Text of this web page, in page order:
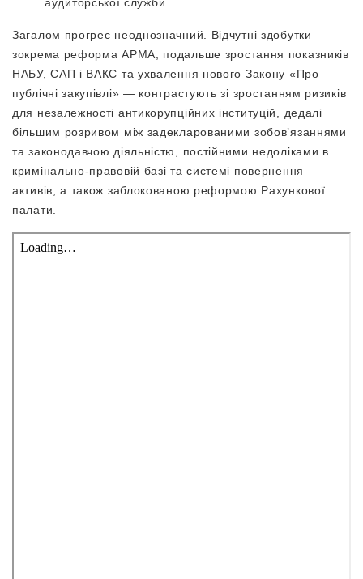
Загалом прогрес неоднозначний. Відчутні здобутки —
зокрема реформа АРМА, подальше зростання показників
НАБУ, САП і ВАКС та ухвалення нового Закону «Про
публічні закупівлі» — контрастують зі зростанням ризиків
для незалежності антикорупційних інституцій, дедалі
більшим розривом між задекларованими зобов’язаннями
та законодавчою діяльністю, постійними недоліками в
кримінально-правовій базі та системі повернення
активів, а також заблокованою реформою Рахункової
палати.